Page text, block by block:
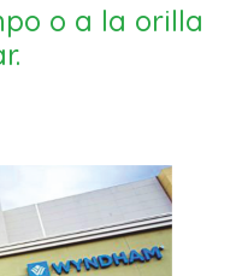
o a la orilla